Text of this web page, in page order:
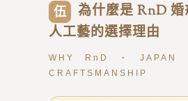
伍
為什麼是 RnD
人工藝的選擇理由
WHY RnD ・ JAPAN
CRAFTSMANSHIP